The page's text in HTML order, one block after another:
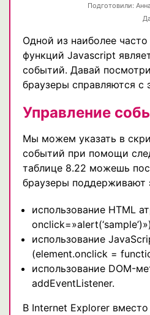
Подготовили:
Одной из наиболее
функций Javascript
событий. Давай
браузеры справляются с
Управление
Мы можем указать в
событий при помощи
таблице 8.22 можешь
браузеры поддерживают
использование HTML
использование
(element.onclick =
использование DOM-
addEventListener.
В Internet Explorer